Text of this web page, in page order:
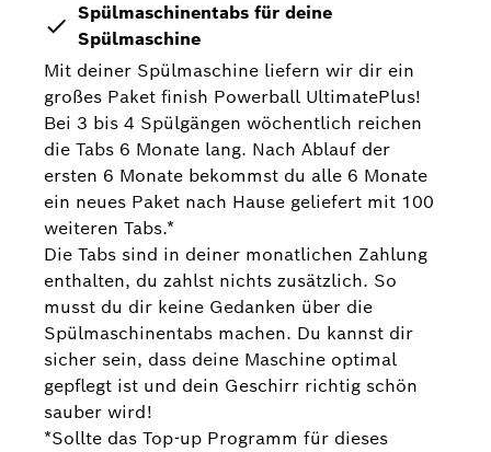
Spülmaschinentabs für deine
Spülmaschine
Mit deiner Spülmaschine liefern wir dir ein
großes Paket finish Powerball UltimatePlus!
Bei 3 bis 4 Spülgängen wöchentlich reichen
die Tabs 6 Monate lang. Nach Ablauf der
ersten 6 Monate bekommst du alle 6 Monate
ein neues Paket nach Hause geliefert mit 100
weiteren Tabs.*
Die Tabs sind in deiner monatlichen Zahlung
enthalten, du zahlst nichts zusätzlich. So
musst du dir keine Gedanken über die
Spülmaschinentabs machen. Du kannst dir
sicher sein, dass deine Maschine optimal
gepflegt ist und dein Geschirr richtig schön
sauber wird!
*Sollte das Top-up Programm für dieses